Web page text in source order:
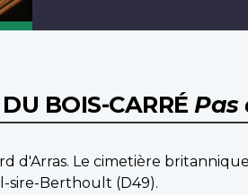
BOIS-CARRÉ Pas
d'Arras. Le cimetière
sire-Berthoult (D49).